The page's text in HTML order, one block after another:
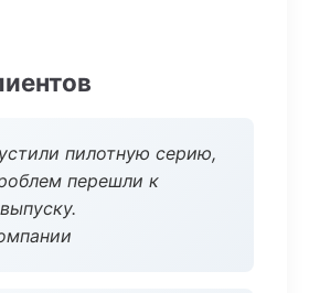
пилотную серию,
перешли к